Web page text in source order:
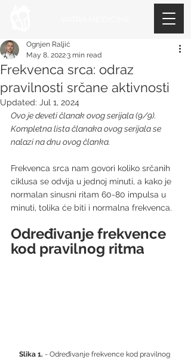
Frekvenca srca: odraz
pravilnosti srčane aktivnosti
Ognjen Raljić
May 8, 20223 min read
Updated: Jul 1, 2024
Ovo je deveti članak ovog serijala (9/9).
Kompletna lista članaka ovog serijala se
nalazi na dnu ovog članka.
Frekvenca srca nam govori koliko srčanih
ciklusa se odvija u jednoj minuti, a kako je
normalan sinusni ritam 60-80 impulsa u
minuti, tolika će biti i normalna frekvenca.
Određivanje frekvence
kod pravilnog ritma
Slika 1. - Određivanje frekvence kod pravilnog